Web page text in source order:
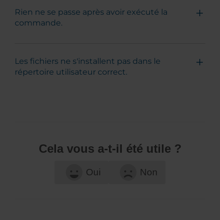
Rien ne se passe après avoir exécuté la
commande.
Les fichiers ne s'installent pas dans le
répertoire utilisateur correct.
Cela vous a-t-il été utile ?
Oui Non